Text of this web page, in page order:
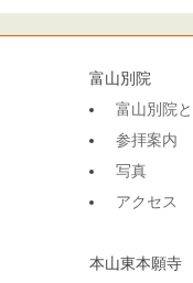
富山別院
富山別院
参拝案内
写真
アクセス
本山東本願寺